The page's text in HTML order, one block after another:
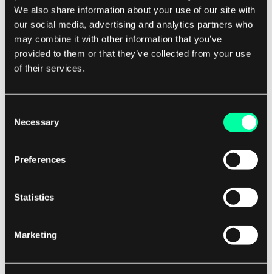
We also share information about your use of our site with
our social media, advertising and analytics partners who
may combine it with other information that you’ve
provided to them or that they’ve collected from your use
of their services.
Selection
Necessary
Preferences
Statistics
Marketing
bereitstellen, können Entwickler schnell
Prototypen erstellen und ihre Softwarelösungen
iterieren. Dies kann zu schnelleren
Entwicklungszyklen und letztendlich zu einer
Für Softwareentwicklungsunternehmen können
visuelle Programmiersprachen ein wertvolles
Werkzeug sein, um Kunden zu gewinnen und
Durch die Nutzung der Leistungsfähigkeit
Entwickler innovative und benutzerfreundliche